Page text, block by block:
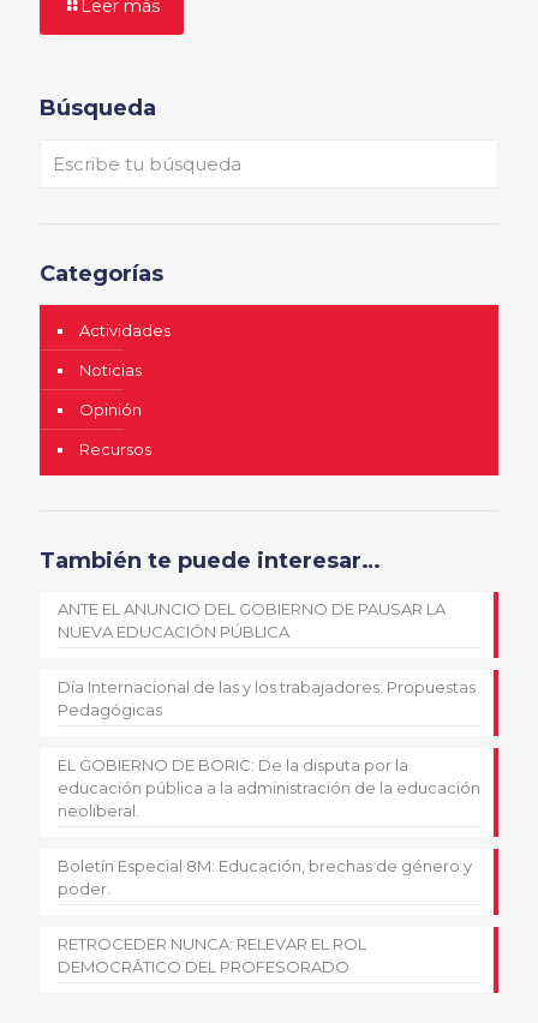
Leer más
Búsqueda
Categorías
Actividades
Noticias
Opinión
Recursos
También te puede interesar…
ANTE EL ANUNCIO DEL GOBIERNO DE PAUSAR LA
NUEVA EDUCACIÓN PÚBLICA
Día Internacional de las y los trabajadores: Propuestas
Pedagógicas
EL GOBIERNO DE BORIC: De la disputa por la
educación pública a la administración de la educación
neoliberal.
Boletín Especial 8M: Educación, brechas de género y
poder.
RETROCEDER NUNCA: RELEVAR EL ROL
DEMOCRÁTICO DEL PROFESORADO